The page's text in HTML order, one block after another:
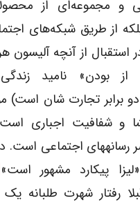
و مجموعه‌ای از
از طریق شبکه‌های
از آنچه آلیسون
بودن» نامید
دو برابر تجارت شان است)
و شفافیت اجباری است
رسانههای اجتماعی است.
پیکارد مشهور است»[۲۱]
رفتار شهرت طلبانه یک